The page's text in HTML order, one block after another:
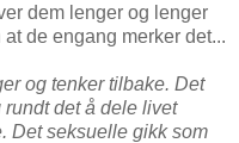
dem lenger og lenger
de engang merker det...
og tenker tilbake. Det
det å dele livet
Det seksuelle gikk som